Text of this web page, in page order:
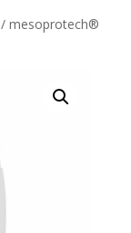
/ mesoprotech®